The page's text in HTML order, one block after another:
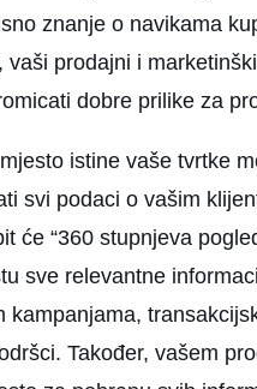
znanje o navikama
vaši prodajni i
dobre prilike za
istine vaše tvrtke
svi podaci o vašim
će “360 stupnjeva
sve relevantne
kampanjama,
Također, vašem